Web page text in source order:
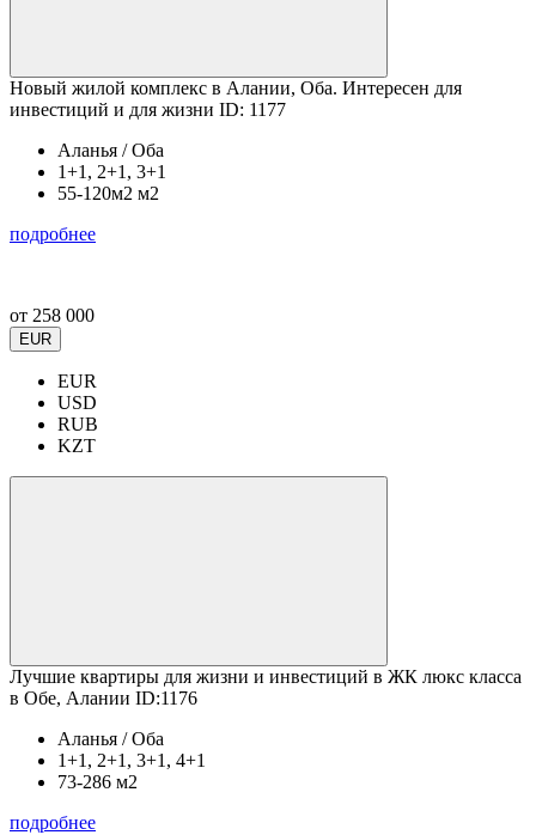
Новый жилой комплекс в Алании, Оба. Интересен для
инвестиций и для жизни ID: 1177
Аланья / Оба
1+1, 2+1, 3+1
55-120м2 м2
подробнее
от 258 000
EUR
EUR
USD
RUB
KZT
Лучшие квартиры для жизни и инвестиций в ЖК люкс класса
в Обе, Алании ID:1176
Аланья / Оба
1+1, 2+1, 3+1, 4+1
73-286 м2
подробнее